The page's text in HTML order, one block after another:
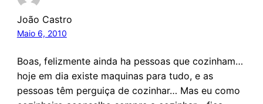
João Castro
Maio 6, 2010
Boas, felizmente ainda ha pessoas que cozinham…
hoje em dia existe maquinas para tudo, e as
pessoas têm perguiça de cozinhar… Mas eu como